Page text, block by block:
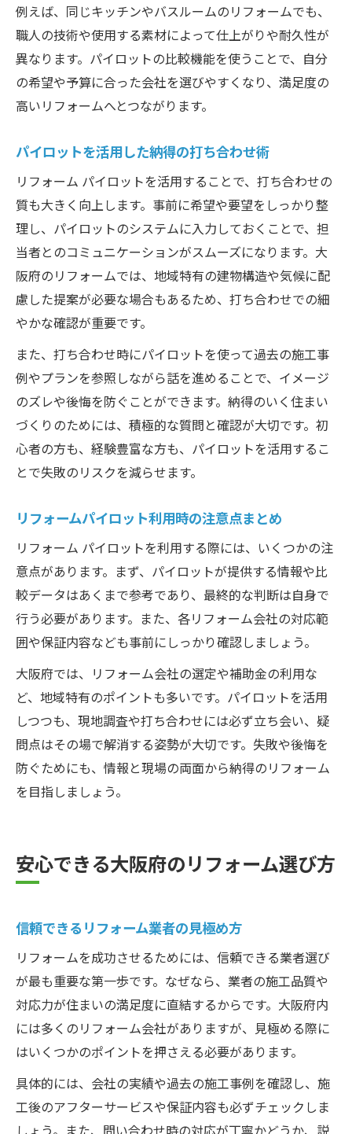
例えば、同じキッチンやバスルームのリフォームでも、
職人の技術や使用する素材によって仕上がりや耐久性が
異なります。パイロットの比較機能を使うことで、自分
の希望や予算に合った会社を選びやすくなり、満足度の
高いリフォームへとつながります。
パイロットを活用した納得の打ち合わせ術
リフォーム パイロットを活用することで、打ち合わせの
質も大きく向上します。事前に希望や要望をしっかり整
理し、パイロットのシステムに入力しておくことで、担
当者とのコミュニケーションがスムーズになります。大
阪府のリフォームでは、地域特有の建物構造や気候に配
慮した提案が必要な場合もあるため、打ち合わせでの細
やかな確認が重要です。
また、打ち合わせ時にパイロットを使って過去の施工事
例やプランを参照しながら話を進めることで、イメージ
のズレや後悔を防ぐことができます。納得のいく住まい
づくりのためには、積極的な質問と確認が大切です。初
心者の方も、経験豊富な方も、パイロットを活用するこ
とで失敗のリスクを減らせます。
リフォームパイロット利用時の注意点まとめ
リフォーム パイロットを利用する際には、いくつかの注
意点があります。まず、パイロットが提供する情報や比
較データはあくまで参考であり、最終的な判断は自身で
行う必要があります。また、各リフォーム会社の対応範
囲や保証内容なども事前にしっかり確認しましょう。
大阪府では、リフォーム会社の選定や補助金の利用な
ど、地域特有のポイントも多いです。パイロットを活用
しつつも、現地調査や打ち合わせには必ず立ち会い、疑
問点はその場で解消する姿勢が大切です。失敗や後悔を
防ぐためにも、情報と現場の両面から納得のリフォーム
を目指しましょう。
安心できる大阪府のリフォーム選び方
信頼できるリフォーム業者の見極め方
リフォームを成功させるためには、信頼できる業者選び
が最も重要な第一歩です。なぜなら、業者の施工品質や
対応力が住まいの満足度に直結するからです。大阪府内
には多くのリフォーム会社がありますが、見極める際に
はいくつかのポイントを押さえる必要があります。
具体的には、会社の実績や過去の施工事例を確認し、施
工後のアフターサービスや保証内容も必ずチェックしま
しょう。また、問い合わせ時の対応が丁寧かどうか、説